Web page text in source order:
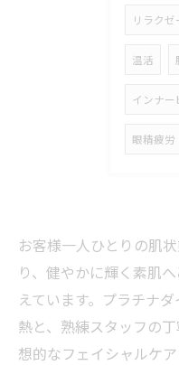
リラク
温活
インナー
眼精疲労
お客様一人ひとりの肌
り、健やかに輝く素肌
えています。プラチナ
熱と、熟練スタッフの
想的なフェイシャルケ